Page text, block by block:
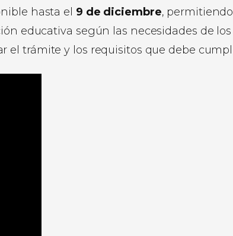
hasta el 9 de diciembre,
educativa según las necesidades de los
el trámite y los requisitos que debe